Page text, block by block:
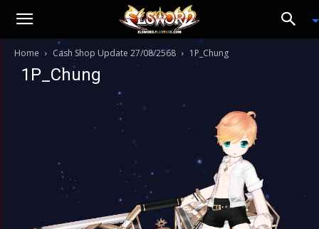
Home Cash Shop Update 27/08/2568 1P_Chung
1P_Chung